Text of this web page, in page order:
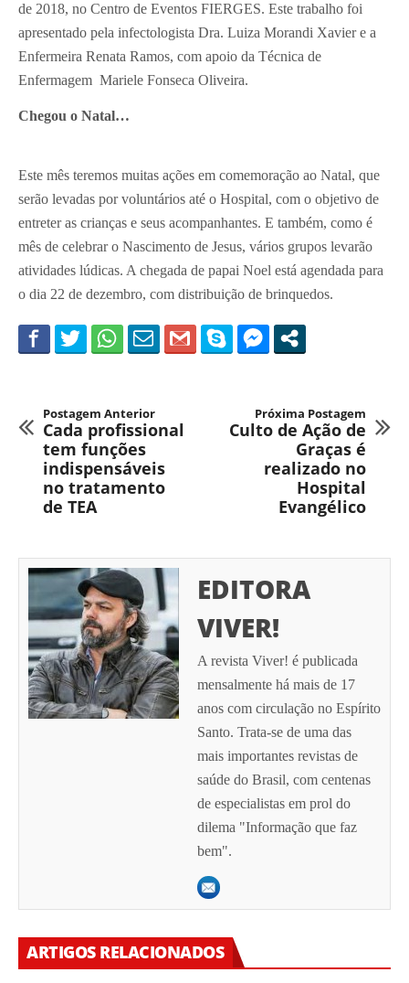
de 2018, no Centro de Eventos FIERGES. Este trabalho foi
apresentado pela infectologista Dra. Luiza Morandi Xavier e a
Enfermeira Renata Ramos, com apoio da Técnica de
Enfermagem Mariele Fonseca Oliveira.
Chegou o Natal…
Este mês teremos muitas ações em comemoração ao Natal, que
serão levadas por voluntários até o Hospital, com o objetivo de
entreter as crianças e seus acompanhantes. E também, como é
mês de celebrar o Nascimento de Jesus, vários grupos levarão
atividades lúdicas. A chegada de papai Noel está agendada para
o dia 22 de dezembro, com distribuição de brinquedos.
Postagem Anterior
Cada profissional
tem funções
indispensáveis
no tratamento
de TEA
Próxima Postagem
Culto de Ação de
Graças é
realizado no
Hospital
Evangélico
EDITORA
VIVER!
A revista Viver! é publicada
mensalmente há mais de 17
anos com circulação no Espírito
Santo. Trata-se de uma das
mais importantes revistas de
saúde do Brasil, com centenas
de especialistas em prol do
dilema "Informação que faz
bem".
ARTIGOS RELACIONADOS